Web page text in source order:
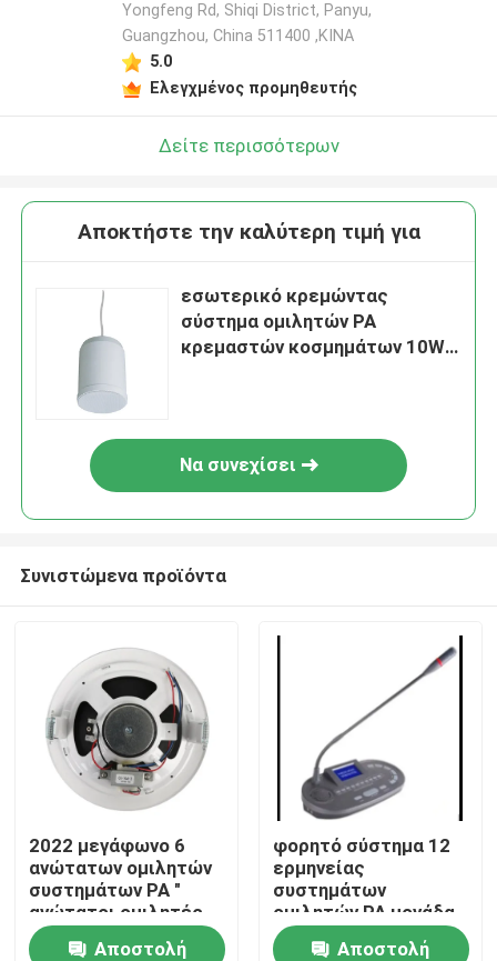
Σπίτι
Προϊόντα
Yongfeng Rd, Shiqi District, Panyu,
Guangzhou, China 511400 ,ΚΙΝΑ
5.0
Ελεγχμένος προμηθευτής
Δείτε περισσότερων
Αποκτήστε την καλύτερη τιμή για
εσωτερικό κρεμώντας
σύστημα ομιλητών PA
κρεμαστών κοσμημάτων 10W
Να συνεχίσει
Συνιστώμενα προϊόντα
2022 μεγάφωνο 6
ανώτατων ομιλητών
συστημάτων PA "
ανώτατοι ομιλητές
1.5W-3W-6W
Αποστολή
φορητό σύστημα 12
ερμηνείας
συστημάτων
ομιλητών PA μονάδα
διερμηνέων καναλιών
Αποστολή